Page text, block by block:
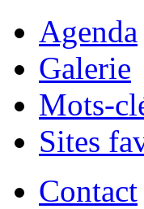
Agenda
Galerie
Mots-
Sites
Contact